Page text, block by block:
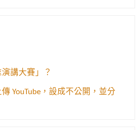
講大賽」？
YouTube，設成不公開，並分